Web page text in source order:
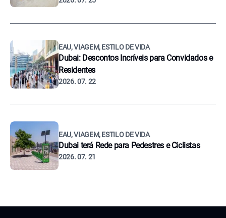
EAU, VIAGEM, ESTILO DE VIDA
Dubai: Descontos Incríveis para Convidados e
Residentes
2026. 07. 22
EAU, VIAGEM, ESTILO DE VIDA
Dubai terá Rede para Pedestres e Ciclistas
2026. 07. 21